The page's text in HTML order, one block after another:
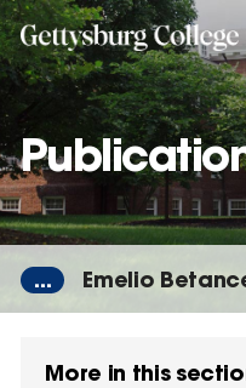
Skip
to
main
content
... Emelio
More in this